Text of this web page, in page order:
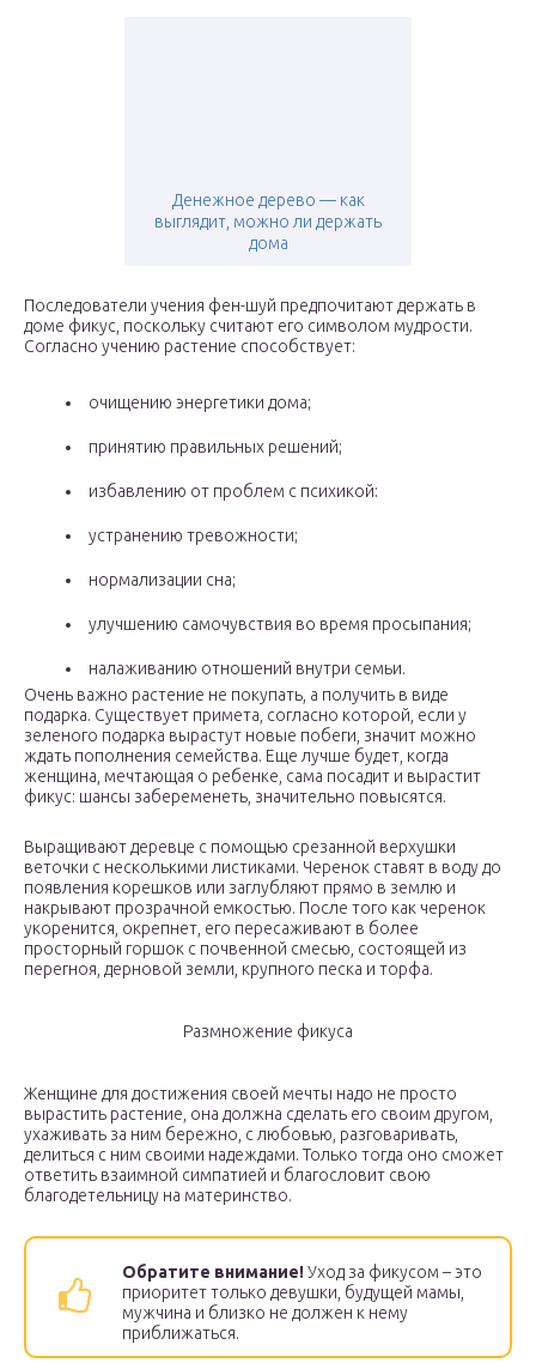
Денежное дерево — как
выглядит, можно ли держать
дома
Последователи учения фен-шуй предпочитают держать в
доме фикус, поскольку считают его символом мудрости.
Согласно учению растение способствует:
очищению энергетики дома;
принятию правильных решений;
избавлению от проблем с психикой:
устранению тревожности;
нормализации сна;
улучшению самочувствия во время просыпания;
налаживанию отношений внутри семьи.
Очень важно растение не покупать, а получить в виде
подарка. Существует примета, согласно которой, если у
зеленого подарка вырастут новые побеги, значит можно
ждать пополнения семейства. Еще лучше будет, когда
женщина, мечтающая о ребенке, сама посадит и вырастит
фикус: шансы забеременеть, значительно повысятся.
Выращивают деревце с помощью срезанной верхушки
веточки с несколькими листиками. Черенок ставят в воду до
появления корешков или заглубляют прямо в землю и
накрывают прозрачной емкостью. После того как черенок
укоренится, окрепнет, его пересаживают в более
просторный горшок с почвенной смесью, состоящей из
перегноя, дерновой земли, крупного песка и торфа.
Размножение фикуса
Женщине для достижения своей мечты надо не просто
вырастить растение, она должна сделать его своим другом,
ухаживать за ним бережно, с любовью, разговаривать,
делиться с ним своими надеждами. Только тогда оно сможет
ответить взаимной симпатией и благословит свою
благодетельницу на материнство.
Обратите внимание!Уход за фикусом – это
приоритет только девушки, будущей мамы,
мужчина и близко не должен к нему
приближаться.